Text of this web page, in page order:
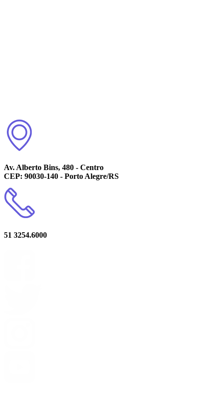
Av. Alberto Bins, 480 - Centro
CEP: 90030-140 - Porto Alegre/RS
51 3254.6000